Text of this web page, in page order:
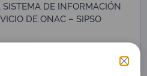
DE INFORMACIÓN
DE ONAC – SIPSO